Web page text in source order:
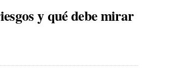
y qué debe mirar